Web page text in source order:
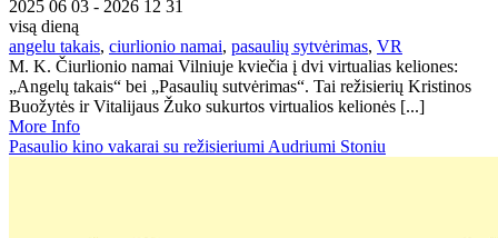
2025 06 03 - 2026 12 31
visą dieną
angelu takais, ciurlionio namai, pasaulių sytvėrimas, VR
M. K. Čiurlionio namai Vilniuje kviečia į dvi virtualias keliones:
„Angelų takais“ bei „Pasaulių sutvėrimas“. Tai režisierių Kristinos
Buožytės ir Vitalijaus Žuko sukurtos virtualios kelionės [...]
More Info
Pasaulio kino vakarai su režisieriumi Audriumi Stoniu